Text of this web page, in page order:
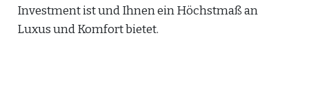
Investment ist und Ihnen ein Höchstmaß an
Luxus und Komfort bietet.